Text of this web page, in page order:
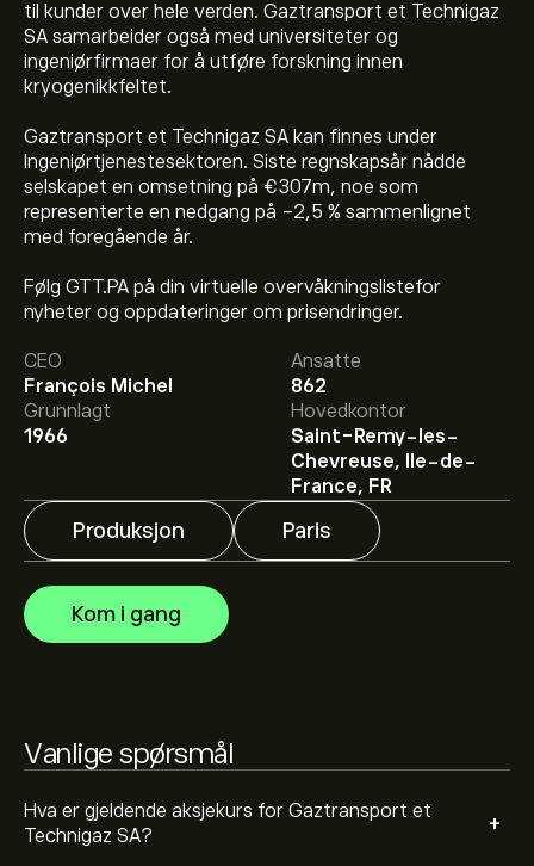
til kunder over hele verden. Gaztransport et Technigaz
SA samarbeider også med universiteter og
ingeniørfirmaer for å utføre forskning innen
kryogenikkfeltet.
Gaztransport et Technigaz SA kan finnes under
Ingeniørtjenestesektoren. Siste regnskapsår nådde
selskapet en omsetning på €307m, noe som
representerte en nedgang på -2,5 % sammenlignet
med foregående år.
Følg GTT.PA på din virtuelle overvåkningslistefor
nyheter og oppdateringer om prisendringer.
CEO
François Michel
Ansatte
862
Grunnlagt
1966
Hovedkontor
Saint-Remy-les-
Chevreuse, Ile-de-
France, FR
Produksjon Paris
Kom i gang
Vanlige spørsmål
Hva er gjeldende aksjekurs for Gaztransport et
Technigaz SA?
+
Den nåværende prisen på GTT.PA er 197.00‎€‎.
Det gjennomsnittlige kursmålet for Gaztransport et
Registrer degpå eToro for
detaljerte forventninger og kursmål fra analytikere.
Analytikere gir forventninger for Gaztransport et
Technigaz SA basert på markedstrender, finansielle
rapporter og forventet vekst. Sjekk de nyeste
forventningene for fremtidige prisbevegelser.